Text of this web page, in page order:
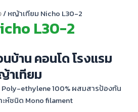
/ หญ้าเทียม Nicho L30-2
L30-2
บ้าน คอนโด โรงแรม
าเทียม
ethylene 100% ผสมสารป้องกัน
ะห์ชนิด Mono filament